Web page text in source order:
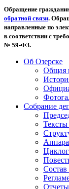
Обращение
обратной связи.
направленные по
в соответствии с
№ 59-ФЗ.
Об Озерске
Общая
Собрание
Отчеты